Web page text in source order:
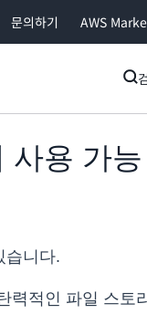
문의하기 AWS
사용 가능
습니다.
력적인 파일 스토